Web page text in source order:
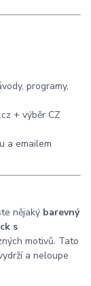
programy,
+ výběr CZ
a emailem
nějaký barevný
s
motivů. Tato
a neloupe